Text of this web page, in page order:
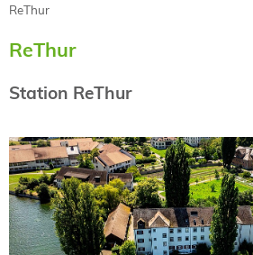
ReThur
ReThur
Station ReThur